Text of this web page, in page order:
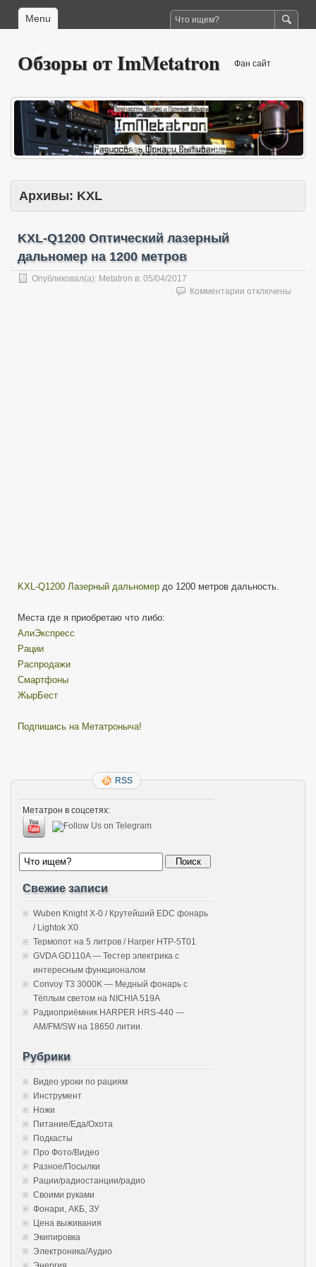
Menu
Обзоры от ImMetatron Фан сайт
Архивы: KXL
KXL-Q1200 Оптический лазерный
дальномер на 1200 метров
Опубликовал(а): Metatron в: 05/04/2017
Комментарии котключены
KXL-Q1200 Лазерный дальномер до 1200 метров дальность.
Места где я приобретаю что либо:
АлиЭкспресс
Рации
Распродажи
Смартфоны
ЖырБест
Подпишись на Метатроныча!
RSS
Метатрон в соцсетях:
Свежие записи
Wuben Knight X-0 / Крутейший EDC фонарь
/ Lightok X0
Термопот на 5 литров / Harper HTP-5T01
GVDA GD110A — Тестер электрика с
интересным функционалом
Convoy T3 3000K — Медный фонарь с
Тёплым светом на NICHIA 519A
Радиоприёмник HARPER HRS-440 —
AM/FM/SW на 18650 литии.
Рубрики
Видео уроки по рациям
Инструмент
Ножи
Питание/Еда/Охота
Подкасты
Про Фото/Видео
Разное/Посылки
Рации/радиостанции/радио
Своими руками
Фонари, АКБ, ЗУ
Цена выживания
Экипировка
Электроника/Аудио